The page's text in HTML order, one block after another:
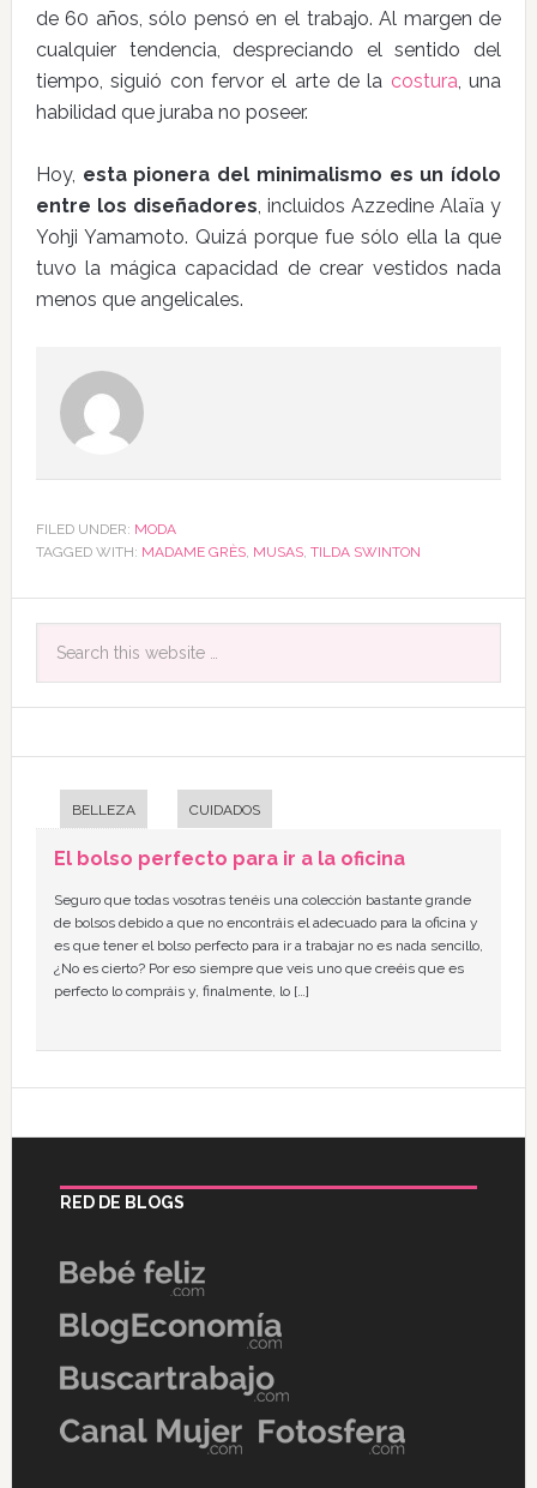
de 60 años, sólo pensó en el trabajo. Al margen de
cualquier tendencia, despreciando el sentido del
tiempo, siguió con fervor el arte de la costura, una
habilidad que juraba no poseer.
Hoy, esta pionera del minimalismo es un ídolo
entre los diseñadores, incluidos Azzedine Alaïa y
Yohji Yamamoto. Quizá porque fue sólo ella la que
tuvo la mágica capacidad de crear vestidos nada
menos que angelicales.
FILED UNDER: MODA
TAGGED WITH: MADAME GRÈS, MUSAS, TILDA SWINTON
BELLEZA CUIDADOS
El bolso perfecto para ir a la oficina
Seguro que todas vosotras tenéis una colección bastante grande
de bolsos debido a que no encontráis el adecuado para la oficina y
es que tener el bolso perfecto para ir a trabajar no es nada sencillo,
¿No es cierto? Por eso siempre que veis uno que creéis que es
perfecto lo compráis y, finalmente, lo […]
RED DE BLOGS